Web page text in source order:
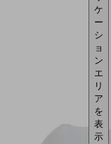
ケ
ー
シ
ョ
ン
エ
リ
ア
を
表
示